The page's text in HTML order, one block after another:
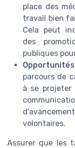
place des
travail bien
Cela peut
des
publiques
parcours de
à se projeter
volontaires.
Assurer que les